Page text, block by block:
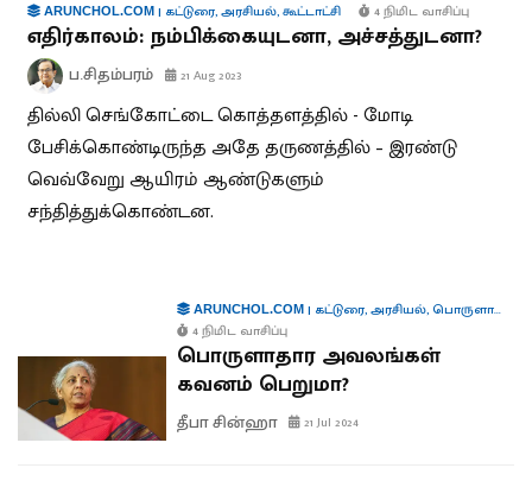
ARUNCHOL.COM | கட்டுரை,அரசியல்,கூட்டாட்சி 4 நிமிட வாசிப்பு
எதிர்காலம்: நம்பிக்கையுடனா, அச்சத்துடனா?
ப.சிதம்பரம் 21 Aug 2023
தில்லி செங்கோட்டை கொத்தளத்தில் - மோடி
பேசிக்கொண்டிருந்த அதே தருணத்தில் – இரண்டு
வெவ்வேறு ஆயிரம் ஆண்டுகளும்
சந்தித்துக்கொண்டன.
ARUNCHOL.COM| கட்டுரை,அரசியல்,பொருளாதாரம்
4 நிமிட வாசிப்பு
பொருளாதார அவலங்கள்
கவனம் பெறுமா?
தீபா சின்ஹா 21 Jul 2024